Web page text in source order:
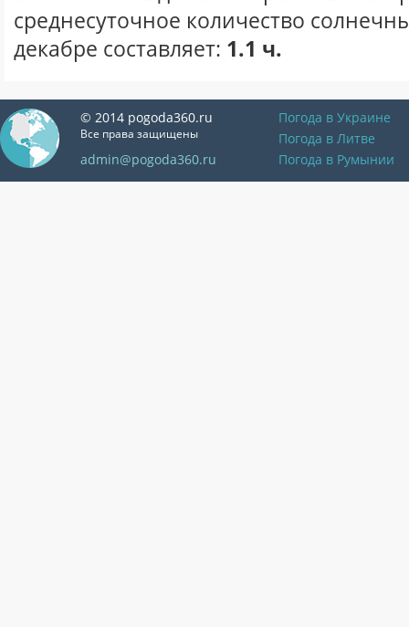
среднесуточное количество
декабре составляет: 1.1 ч.
© 2014 pogoda360.ru
Все права защищены
admin@pogoda360.ru
Погода в Украине
Погода в Литве
Погода в Румынии